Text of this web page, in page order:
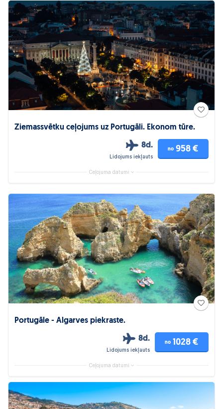
Ziemassvētku ceļojums uz Portugāli. Ekonom tūre.
8d.
Lidojums iekļauts
no 958 €
Ceļojuma datumi
Portugāle - Algarves piekraste.
8d.
Lidojums iekļauts
no 1028 €
Ceļojuma datumi